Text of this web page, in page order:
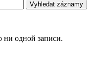
Vyhledat záznamy
ни одной записи.